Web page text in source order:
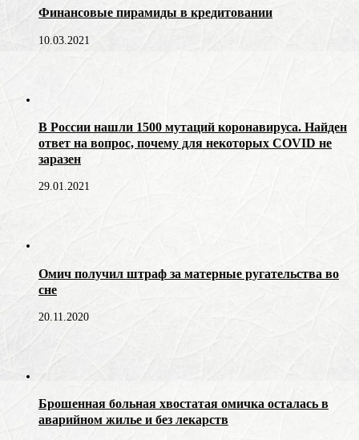
Финансовые пирамиды в кредитовании
10.03.2021
В России нашли 1500 мутаций коронавируса. Найден
ответ на вопрос, почему для некоторых COVID не
заразен
29.01.2021
Омич получил штраф за матерные ругательства во
сне
20.11.2020
Брошенная больная хвостатая омичка осталась в
аварийном жилье и без лекарств